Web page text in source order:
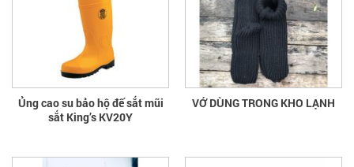
Ủng cao su bảo hộ đế sắt mũi
sắt King’s KV20Y
VỚ DÙNG TRONG KHO LẠNH